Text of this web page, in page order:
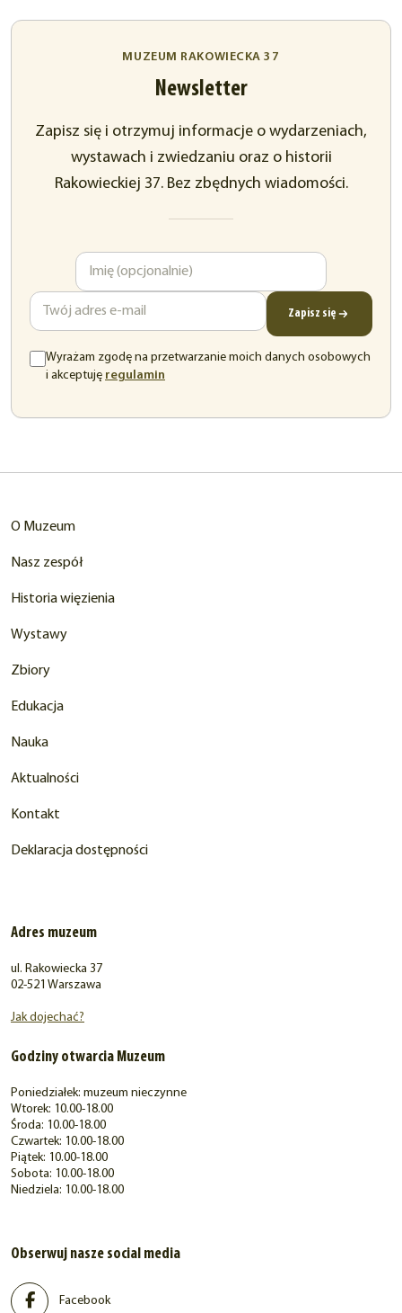
MUZEUM RAKOWIECKA 37
Newsletter
Zapisz się i otrzymuj informacje o wydarzeniach,
wystawach i zwiedzaniu oraz o historii
Rakowieckiej 37. Bez zbędnych wiadomości.
Zapisz się
Wyrażam zgodę na przetwarzanie moich danych osobowych
i akceptuję regulamin
O Muzeum
Nasz zespół
Historia więzienia
Wystawy
Zbiory
Edukacja
Nauka
Aktualności
Kontakt
Deklaracja dostępności
Adres muzeum
ul. Rakowiecka 37
02-521 Warszawa
Jak dojechać?
Godziny otwarcia Muzeum
Poniedziałek: muzeum nieczynne
Wtorek: 10.00-18.00
Środa: 10.00-18.00
Czwartek: 10.00-18.00
Piątek: 10.00-18.00
Sobota: 10.00-18.00
Niedziela: 10.00-18.00
Obserwuj nasze social media
Facebook